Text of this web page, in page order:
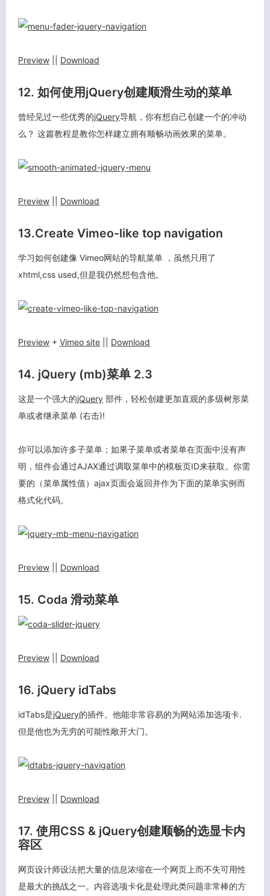
Preview Download
12. 如何使用jQuery创建顺滑生动的菜单
曾经见过一些优秀的jQuery导航，你有想自己创建一个的冲动
么？ 这篇教程是教你怎样建立拥有顺畅动画效果的菜单。
Preview Download
13.Create Vimeo-like top navigation
学习如何创建像 Vimeo网站的导航菜单 ，虽然只用了
xhtml,css used,但是我仍然想包含他。
Preview + Vimeo site Download
14. jQuery (mb)菜单 2.3
这是一个强大的jQuery 部件，轻松创建更加直观的多级树形菜
单或者继承菜单 (右击)!
你可以添加许多子菜单；如果子菜单或者菜单在页面中没有声
明，组件会通过AJAX通过调取菜单中的模板页ID来获取。你需
要的（菜单属性值）ajax页面会返回并作为下面的菜单实例而
格式化代码。
Preview Download
15. Coda 滑动菜单
Preview Download
16. jQuery idTabs
idTabs是jQuery的插件。他能非常容易的为网站添加选项卡.
但是他也为无穷的可能性敞开大门。
Preview Download
17. 使用CSS & jQuery创建顺畅的选显卡内
容区
网页设计师设法把大量的信息浓缩在一个网页上而不失可用性
是最大的挑战之一。内容选项卡化是处理此类问题非常棒的方
客服小美